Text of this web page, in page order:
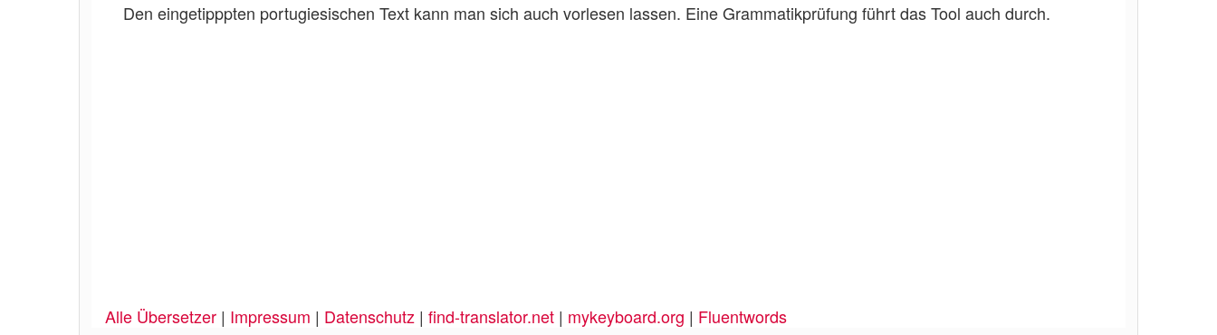
Den eingetipppten portugiesischen Text kann man sich auch vorlesen lassen. Eine Grammatikprüfung führt das Tool auch durch.
Alle Übersetzer | Impressum | Datenschutz | find-translator.net | mykeyboard.org | Fluentwords